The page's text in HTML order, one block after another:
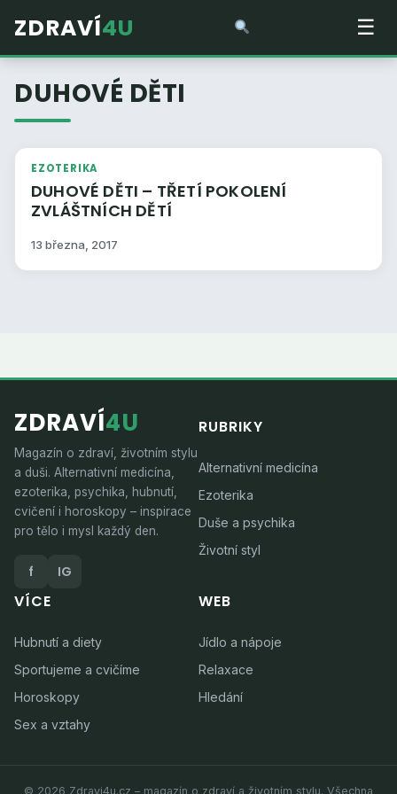
ZDRAVÍ4U ☰
DUHOVÉ DĚTI
EZOTERIKA
DUHOVÉ DĚTI – TŘETÍ POKOLENÍ
ZVLÁŠTNÍCH DĚTÍ
13 března, 2017
ZDRAVÍ4U
Magazín o zdraví, životním stylu
a duši. Alternativní medicína,
ezoterika, psychika, hubnutí,
cvičení i horoskopy – inspirace
pro tělo i mysl každý den.
f IG
RUBRIKY
Alternativní medicína
Ezoterika
Duše a psychika
Životní styl
VÍCE
Hubnutí a diety
Sportujeme a cvičíme
Horoskopy
Sex a vztahy
WEB
Jídlo a nápoje
Relaxace
Hledání
© 2026 Zdravi4u.cz – magazín o zdraví a životním stylu. Všechna